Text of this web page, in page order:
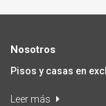
Nosotros
Pisos y casas en
Leer más